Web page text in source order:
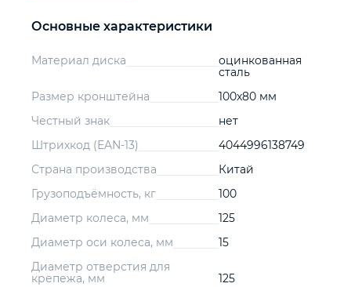
Основные характеристики
Материал диска
оцинкованная
сталь
Размер кронштейна
100x80 мм
Честный знак
нет
Штрихкод (EAN-13)
4044996138749
Страна производства
Китай
Грузоподъёмность, кг
100
Диаметр колеса, мм
125
Диаметр оси колеса, мм
15
Диаметр отверстия для
крепежа, мм
125